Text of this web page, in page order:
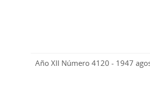
Año XII Número 4120 - 1947